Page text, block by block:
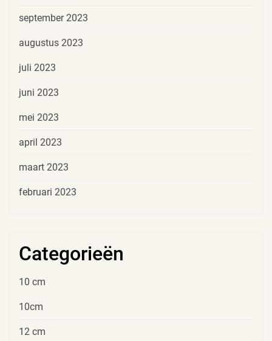
september 2023
augustus 2023
juli 2023
juni 2023
mei 2023
april 2023
maart 2023
februari 2023
Categorieën
10 cm
10cm
12 cm